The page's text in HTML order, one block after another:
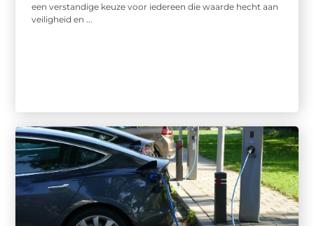
een verstandige keuze voor iedereen die waarde hecht aan
veiligheid en ...